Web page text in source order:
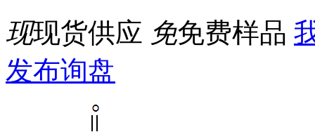
现现货供应 免免费样品
发布询盘